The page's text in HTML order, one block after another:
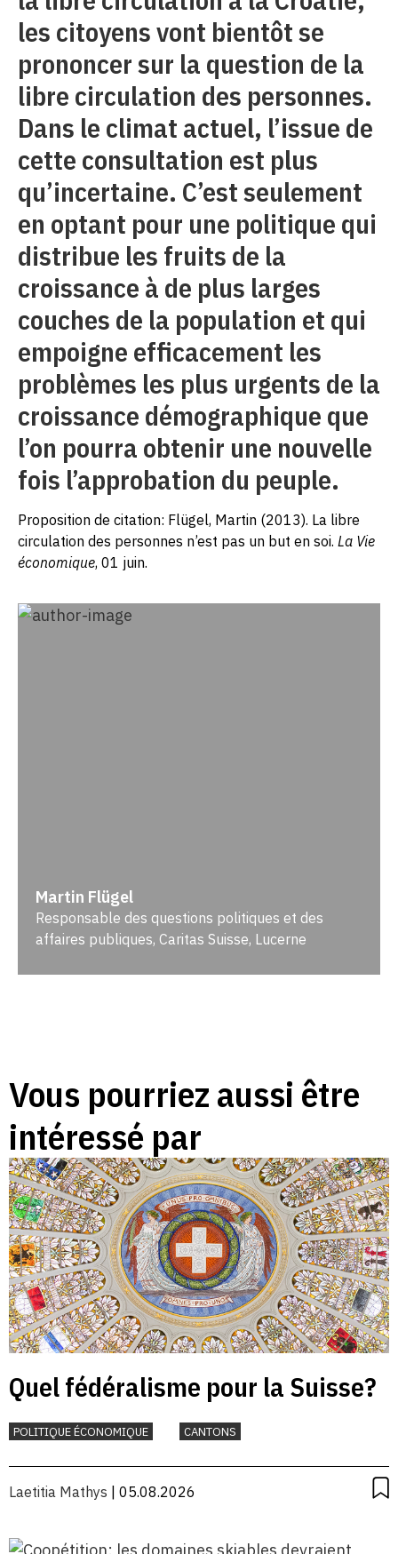
les citoyens vont bientôt se
prononcer sur la question de la
libre circulation des personnes.
Dans le climat actuel, l’issue de
cette consultation est plus
qu’incertaine. C’est seulement
en optant pour une politique qui
distribue les fruits de la
croissance à de plus larges
couches de la population et qui
empoigne efficacement les
problèmes les plus urgents de la
croissance démographique que
l’on pourra obtenir une nouvelle
fois l’approbation du peuple.
Proposition de citation: Flügel, Martin (2013). La libre
circulation des personnes n’est pas un but en soi. La Vie
économique, 01 juin.
Martin Flügel
Responsable des questions politiques et des
affaires publiques, Caritas Suisse, Lucerne
Vous pourriez aussi être
intéressé par
Quel fédéralisme pour la Suisse?
POLITIQUE ÉCONOMIQUE CANTONS
Laetitia Mathys | 05.08.2026